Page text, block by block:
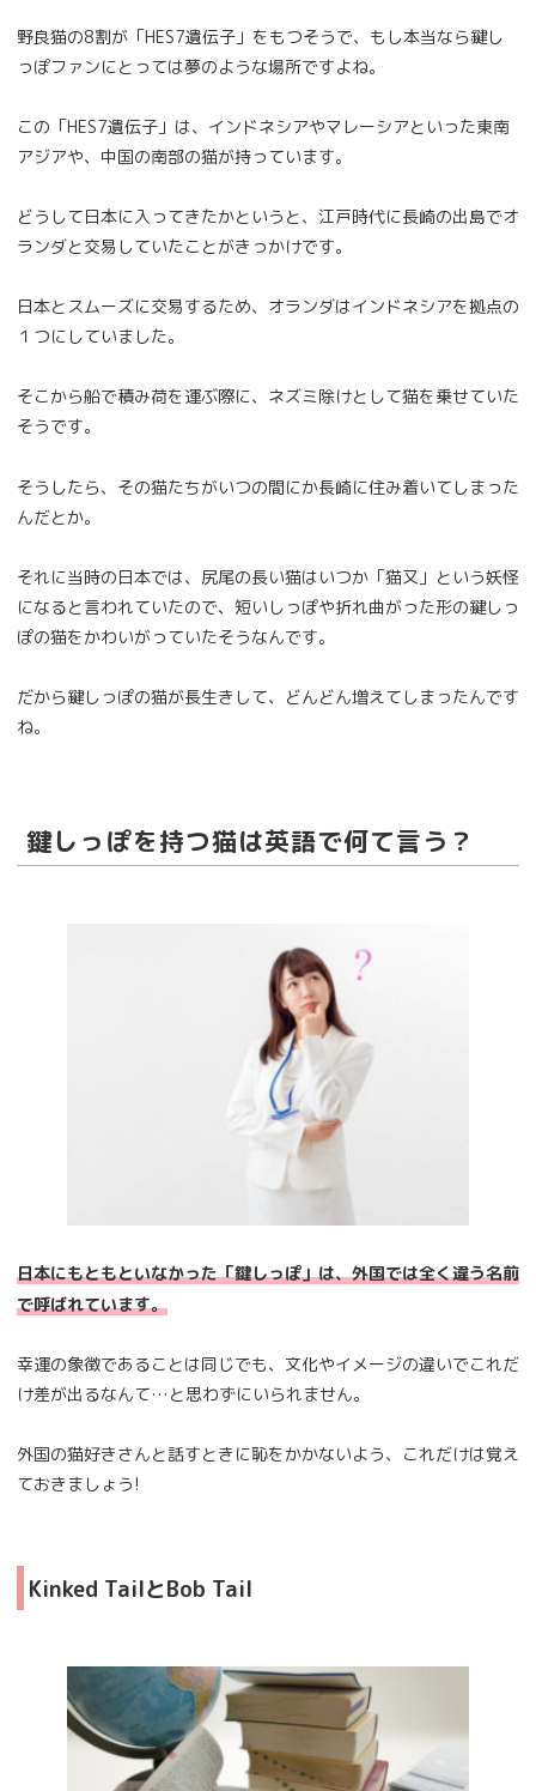
野良猫の8割が「HES7遺伝子」をもつそうで、もし本当なら鍵し
っぽファンにとっては夢のような場所ですよね。
この「HES7遺伝子」は、インドネシアやマレーシアといった東南
アジアや、中国の南部の猫が持っています。
どうして日本に入ってきたかというと、江戸時代に長崎の出島でオ
ランダと交易していたことがきっかけです。
日本とスムーズに交易するため、オランダはインドネシアを拠点の
１つにしていました。
そこから船で積み荷を運ぶ際に、ネズミ除けとして猫を乗せていた
そうです。
そうしたら、その猫たちがいつの間にか長崎に住み着いてしまった
んだとか。
それに当時の日本では、尻尾の長い猫はいつか「猫又」という妖怪
になると言われていたので、短いしっぽや折れ曲がった形の鍵しっ
ぽの猫をかわいがっていたそうなんです。
だから鍵しっぽの猫が長生きして、どんどん増えてしまったんです
ね。
鍵しっぽを持つ猫は英語で何て言う？
日本にもともといなかった「鍵しっぽ」は、外国では全く違う名前
で呼ばれています。
幸運の象徴であることは同じでも、文化やイメージの違いでこれだ
け差が出るなんて…と思わずにいられません。
外国の猫好きさんと話すときに恥をかかないよう、これだけは覚え
ておきましょう!
Kinked TailとBob Tail